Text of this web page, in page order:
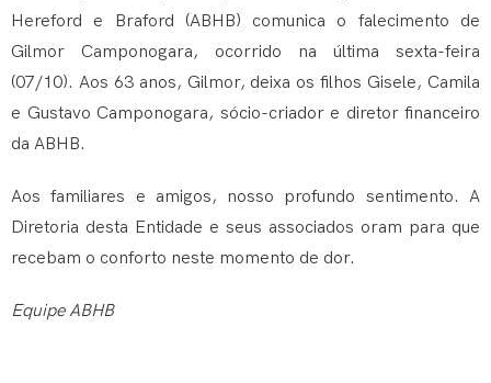
Hereford e Braford (ABHB) comunica o falecimento de
Gilmor Camponogara, ocorrido na última sexta-feira
(07/10). Aos 63 anos, Gilmor, deixa os filhos Gisele, Camila
e Gustavo Camponogara, sócio-criador e diretor financeiro
da ABHB.
Aos familiares e amigos, nosso profundo sentimento. A
Diretoria desta Entidade e seus associados oram para que
recebam o conforto neste momento de dor.
Equipe ABHB